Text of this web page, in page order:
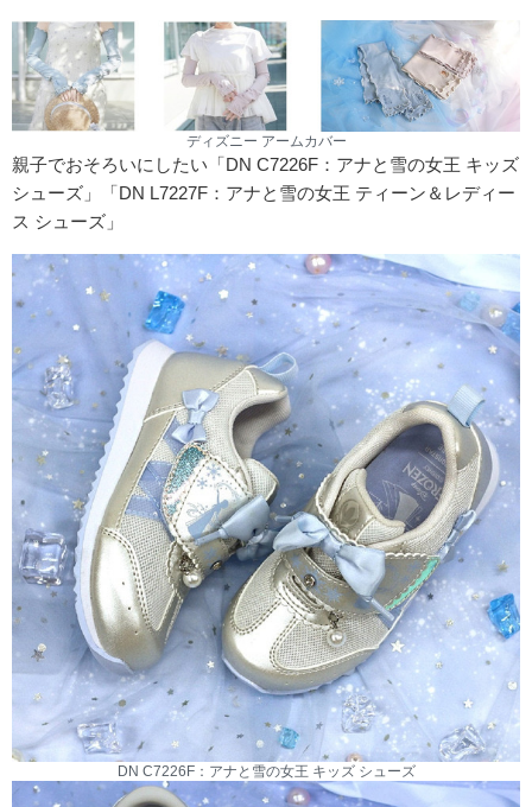
ディズニー アームカバー
親子でおそろいにしたい「DN C7226F：アナと雪の女王 キッズ
シューズ」「DN L7227F：アナと雪の女王 ティーン＆レディー
ス シューズ」
DN C7226F：アナと雪の女王 キッズ シューズ